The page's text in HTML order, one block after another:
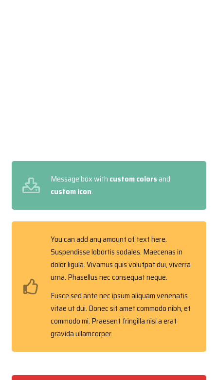
Message box with custom colorsand
custom icon.
You can add any amount of text here.
Suspendisse lobortis sodales. Maecenas in
dolor ligula. Vivamus quis volutpat dui, viverra
urna. Phasellus nec consequat neque.
Fusce sed ante nec ipsum aliquam venenatis
vitae ut dui. Donec sit amet commodo nibh, et
commodo mi. Praesent fringilla nisi a erat
gravida ullamcorper.